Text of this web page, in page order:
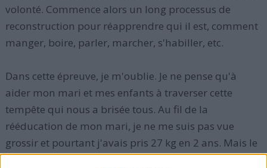
volonté. Commence alors un long processus de
reconstruction pour réapprendre qui il est, comment
manger, boire, parler, marcher, s'habiller, etc.
Dans cette épreuve, je m'oublie. Je ne pense qu'à
aider mon mari et mes enfants à traverser cette
tempête qui nous a brisée tous. Au fil de la
rééducation de mon mari, je ne me suis pas vue
grossir et pourtant j'avais pris 27 kg en 2 ans. Mais le
plus difficile à gérer n'était pas ma prise de poids,